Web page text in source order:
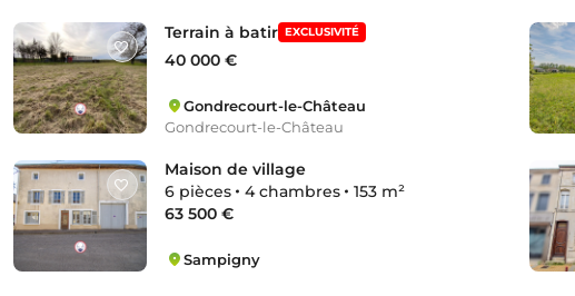
Terrain à batir EXCLUSIVITÉ
40 000 €
Gondrecourt-le-Château
Gondrecourt-le-Château
Maison de village
6 pièces
4 chambres
153 m²
63 500 €
Sampigny